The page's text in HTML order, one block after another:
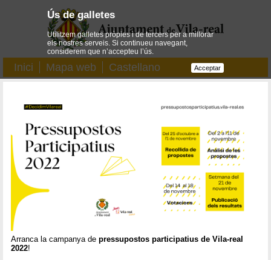
Inici Mapa web Castellano
Arranca la campanya depressupostos participatius de Vila-real
2022!
Ús de galletes
Utilitzem galletes pròpies i de tercers per a millorar
els nostres serveis. Si continueu navegant,
considerem que n’accepteu l’ús.
Acceptar